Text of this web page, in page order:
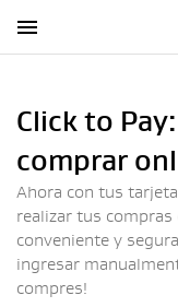
Click to
comprar
Ahora con tus
realizar tus compras
conveniente y
ingresar
compres!